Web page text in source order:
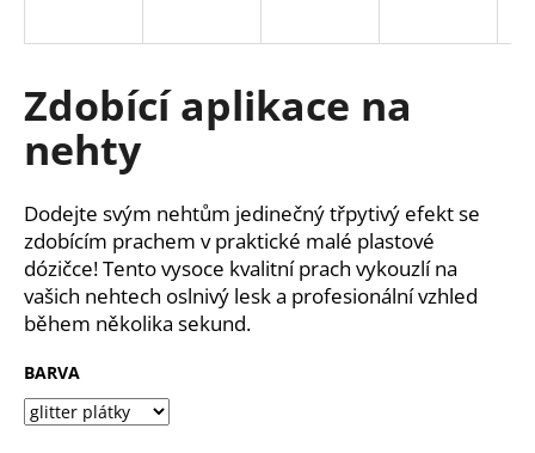
Zdobící aplikace na
nehty
Dodejte svým nehtům jedinečný třpytivý efekt se
zdobícím prachem v praktické malé plastové
dózičce! Tento vysoce kvalitní prach vykouzlí na
vašich nehtech oslnivý lesk a profesionální vzhled
během několika sekund.
BARVA
í
t
?
HLEDAT
D
o
p